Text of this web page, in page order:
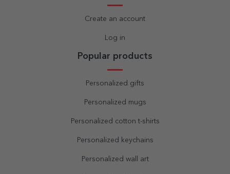
Create an account
Log in
Popular products
Personalized gifts
Personalized mugs
Personalized cotton t-shirts
Personalized keychains
Personalized wall art